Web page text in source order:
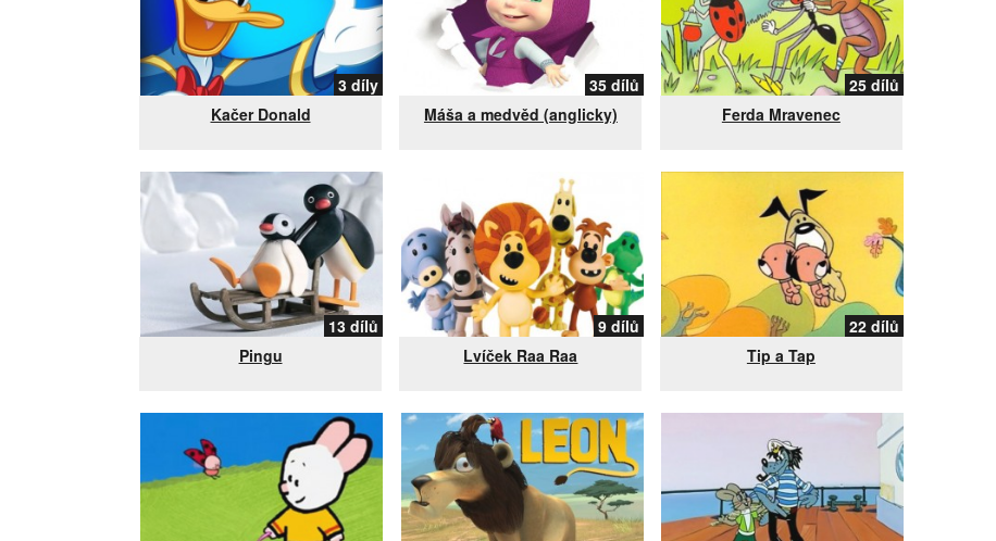
3 díly
Kačer Donald
35 dílů
Máša a medvěd (anglicky)
25 dílů
Ferda Mravenec
13 dílů
Pingu
9 dílů
Lvíček Raa Raa
22 dílů
Tip a Tap